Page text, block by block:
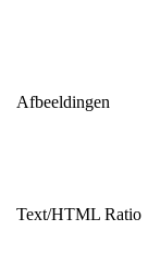
Afbeeldingen
Text/HTML Ratio